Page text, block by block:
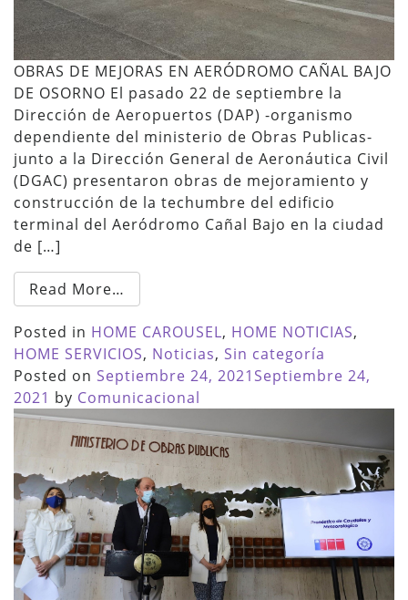
OBRAS DE MEJORAS EN AERÓDROMO CAÑAL BAJO
DE OSORNO El pasado 22 de septiembre la
Dirección de Aeropuertos (DAP) -organismo
dependiente del ministerio de Obras Publicas-
junto a la Dirección General de Aeronáutica Civil
(DGAC) presentaron obras de mejoramiento y
construcción de la techumbre del edificio
terminal del Aeródromo Cañal Bajo en la ciudad
de […]
Read More…
Posted in HOME CAROUSEL, HOME NOTICIAS,
HOME SERVICIOS, Noticias, Sin categoría
Posted on Septiembre 24, 2021 Septiembre 24,
2021 by Comunicacional